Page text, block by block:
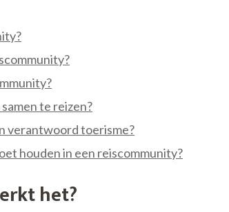
te reizen?
verantwoord toerisme?
houden in een reiscommunity?
het?